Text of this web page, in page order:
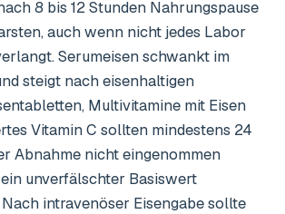
8 bis 12 Stunden Nahrungspause
auch wenn nicht jedes Labor
Serumeisen schwankt im
steigt nach eisenhaltigen
Multivitamine mit Eisen
Vitamin C sollten mindestens 24
Abnahme nicht eingenommen
unverfälschter Basiswert
intravenöser Eisengabe sollte